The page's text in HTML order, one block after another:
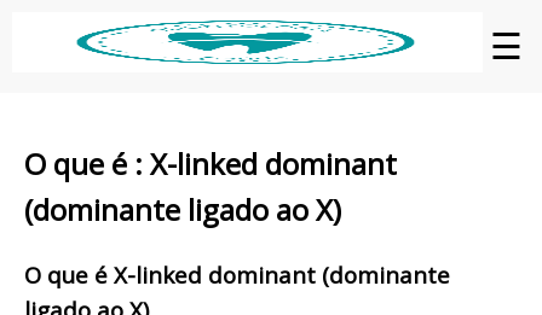
☰
O que é : X-linked dominant
(dominante ligado ao X)
O que é X-linked dominant (dominante